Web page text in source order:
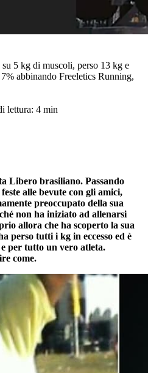
5 kg di muscoli, perso 13 kg e
abbinando Freeletics Running,
lettura: 4 min
Libero brasiliano. Passando
alle bevute con gli amici,
preoccupato della sua
non ha iniziato ad allenarsi
allora che ha scoperto la sua
perso tutti i kg in eccesso ed è
per tutto un vero atleta.
come.